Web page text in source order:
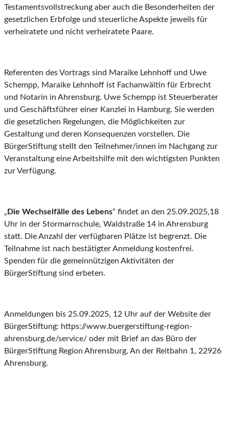
Testamentsvollstreckung aber auch die Besonderheiten der
gesetzlichen Erbfolge und steuerliche Aspekte jeweils für
verheiratete und nicht verheiratete Paare.
Referenten des Vortrags sind Maraike Lehnhoff und Uwe
Schempp, Maraike Lehnhoff ist Fachanwältin für Erbrecht
und Notarin in Ahrensburg. Uwe Schempp ist Steuerberater
und Geschäftsführer einer Kanzlei in Hamburg. Sie werden
die gesetzlichen Regelungen, die Möglichkeiten zur
Gestaltung und deren Konsequenzen vorstellen. Die
BürgerStiftung stellt den Teilnehmer/innen im Nachgang zur
Veranstaltung eine Arbeitshilfe mit den wichtigsten Punkten
zur Verfügung.
„ Die Wechselfälle des Lebens“ findet an den 25.09.2025,18
Uhr in der Stormarnschule, Waldstraße 14 in Ahrensburg
statt. Die Anzahl der verfügbaren Plätze ist begrenzt. Die
Teilnahme ist nach bestätigter Anmeldung kostenfrei.
Spenden für die gemeinnützigen Aktivitäten der
BürgerStiftung sind erbeten.
Anmeldungen bis 25.09.2025, 12 Uhr auf der Website der
BürgerStiftung: https://www.buergerstiftung-region-
ahrensburg.de/service/ oder mit Brief an das Büro der
BürgerStiftung Region Ahrensburg, An der Reitbahn 1, 22926
Ahrensburg.